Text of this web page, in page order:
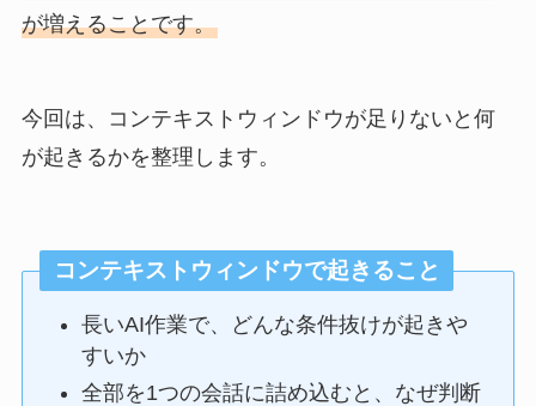
が増えることです。
今回は、コンテキストウィンドウが足りないと何
が起きるかを整理します。
コンテキストウィンドウで起きること
長いAI作業で、どんな条件抜けが起きや
すいか
全部を1つの会話に詰め込むと、なぜ判断